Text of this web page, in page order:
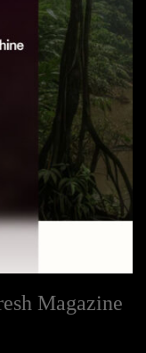
Magazine